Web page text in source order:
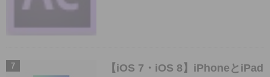
【iOS 7・iOS 8】iPhoneとiPad